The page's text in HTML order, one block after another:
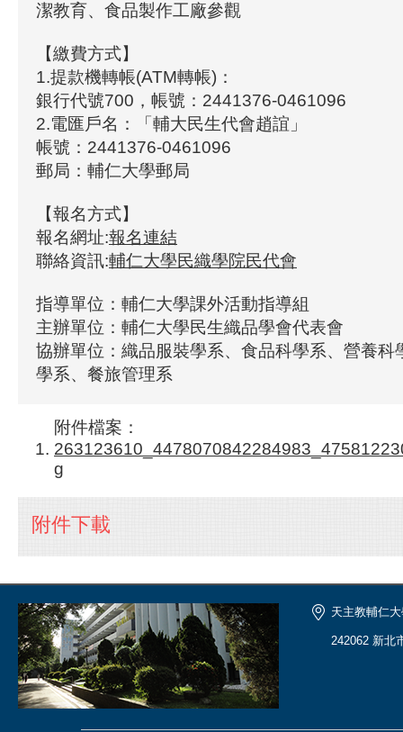
潔教育、食品製作工廠參觀
【繳費方式】
1.提款機轉帳(ATM轉帳)：
銀行代號700，帳號：2441376-0461096
2.電匯戶名：「輔大民生代會趙誼」
帳號：2441376-0461096
郵局：輔仁大學郵局
【報名方式】
報名網址:報名連結
聯絡資訊:輔仁大學民織學院民代會
指導單位：輔仁大學課外活動指導組
主辦單位：輔仁大學民生織品學會代表會
協辦單位：織品服裝學系、食品科學系、營養科
學系、餐旅管理系
附件檔案：
g
附件下載
天主教輔仁
242062 新北